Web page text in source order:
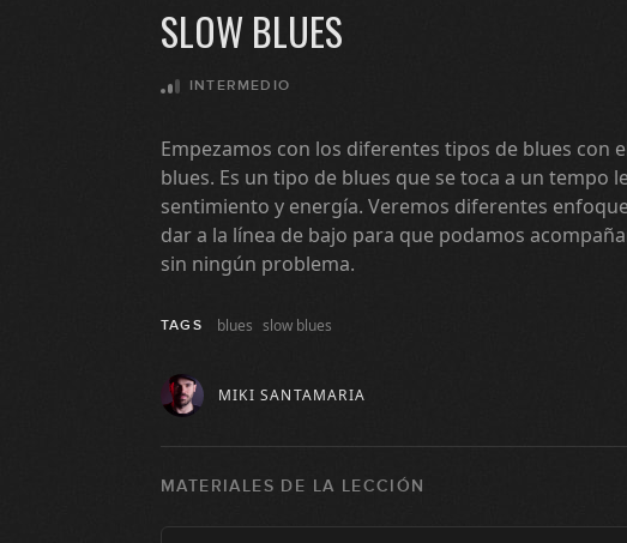
SLOW BLUES
INTERMEDIO
Empezamos con los diferentes tipos de blues con
blues. Es un tipo de blues que se toca a un tempo
sentimiento y energía. Veremos diferentes
dar a la línea de bajo para que podamos
sin ningún problema.
TAGS blues slow blues
MIKI SANTAMARIA
MATERIALES DE LA LECCIÓN